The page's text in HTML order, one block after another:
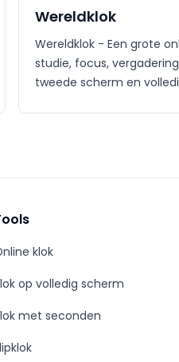
Wereldklok
Wereldklok - Een grote
studie, focus,
tweede scherm en
klok
op volledig scherm
met seconden